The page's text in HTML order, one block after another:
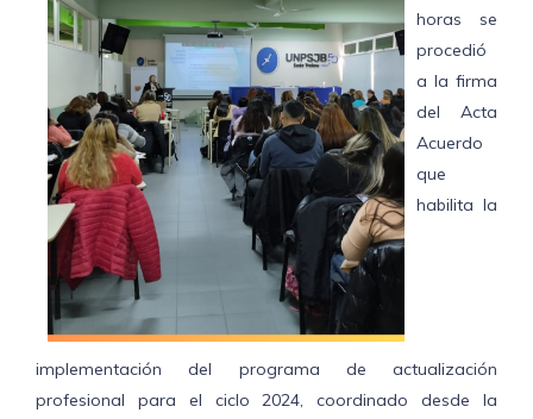
horas se
procedió
a la firma
del Acta
Acuerdo
que
habilita la
implementación del programa de actualización
profesional para el ciclo 2024, coordinado desde la